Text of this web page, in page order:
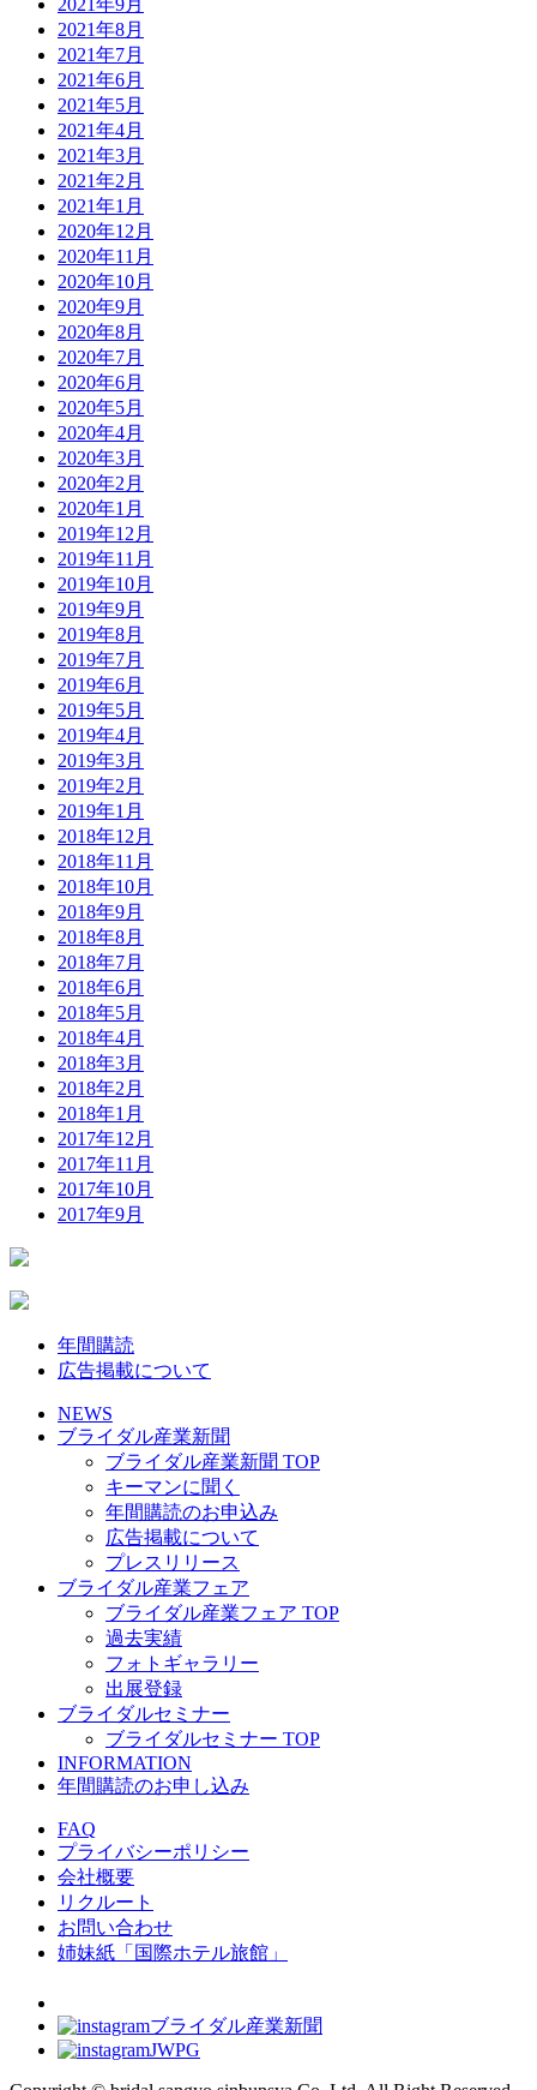
2021年9月
2021年8月
2021年7月
2021年6月
2021年5月
2021年4月
2021年3月
2021年2月
2021年1月
2020年12月
2020年11月
2020年10月
2020年9月
2020年8月
2020年7月
2020年6月
2020年5月
2020年4月
2020年3月
2020年2月
2020年1月
2019年12月
2019年11月
2019年10月
2019年9月
2019年8月
2019年7月
2019年6月
2019年5月
2019年4月
2019年3月
2019年2月
2019年1月
2018年12月
2018年11月
2018年10月
2018年9月
2018年8月
2018年7月
2018年6月
2018年5月
2018年4月
2018年3月
2018年2月
2018年1月
2017年12月
2017年11月
2017年10月
2017年9月
年間購読
広告掲載について
NEWS
ブライダル産業新聞
ブライダル産業新聞 TOP
キーマンに聞く
年間購読のお申込み
広告掲載について
プレスリリース
ブライダル産業フェア
ブライダル産業フェア TOP
過去実績
フォトギャラリー
出展登録
ブライダルセミナー
ブライダルセミナー TOP
INFORMATION
年間購読のお申し込み
FAQ
プライバシーポリシー
会社概要
リクルート
お問い合わせ
姉妹紙「国際ホテル旅館」
ブライダル産業新聞
JWPG